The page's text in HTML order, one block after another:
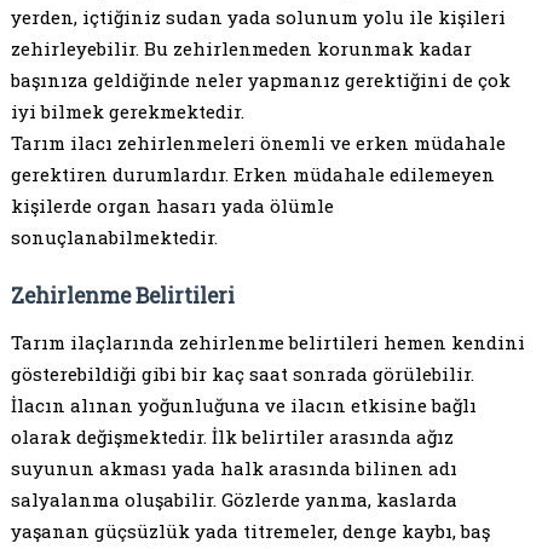
yerden, içtiğiniz sudan yada solunum yolu ile kişileri
zehirleyebilir. Bu zehirlenmeden korunmak kadar
başınıza geldiğinde neler yapmanız gerektiğini de çok
iyi bilmek gerekmektedir.
Tarım ilacı zehirlenmeleri önemli ve erken müdahale
gerektiren durumlardır. Erken müdahale edilemeyen
kişilerde organ hasarı yada ölümle
sonuçlanabilmektedir.
Zehirlenme Belirtileri
Tarım ilaçlarında zehirlenme belirtileri hemen kendini
gösterebildiği gibi bir kaç saat sonrada görülebilir.
İlacın alınan yoğunluğuna ve ilacın etkisine bağlı
olarak değişmektedir. İlk belirtiler arasında ağız
suyunun akması yada halk arasında bilinen adı
salyalanma oluşabilir. Gözlerde yanma, kaslarda
yaşanan güçsüzlük yada titremeler, denge kaybı, baş